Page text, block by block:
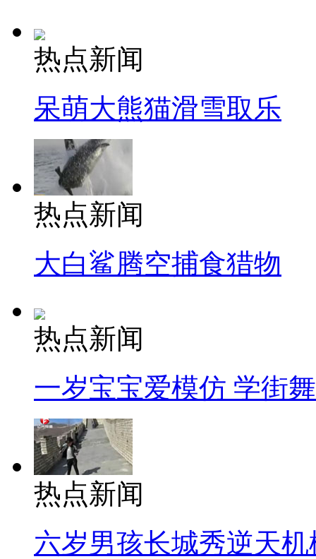
热点新闻
呆萌大熊猫滑雪取乐
热点新闻
大白鲨腾空捕食猎物
热点新闻
一岁宝宝爱模仿 学街
热点新闻
六岁男孩长城秀逆天机